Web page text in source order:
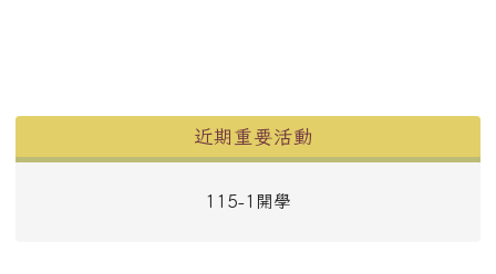
近期重要活動
115-1開學